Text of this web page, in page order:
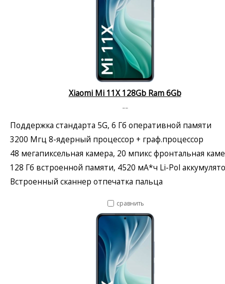
Xiaomi Mi 11X 128Gb Ram 6Gb
--
Поддержка стандарта 5G, 6 Гб оперативной памяти
3200 Мгц 8-ядерный процессор + граф.процессор
48 мегапиксельная камера, 20 мпикс фронтальная
128 Гб встроенной памяти, 4520 мА*ч Li-Pol
Встроенный сканнер отпечатка пальца
сравнить